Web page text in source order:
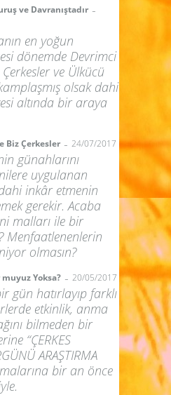
ve Davranıştadır -
en yoğun
dönemde Devrimci
ve Ülkücü
olsak dahi
altında bir araya
Biz Çerkesler - 24/07/2017
günahlarını
uygulanan
inkâr etmenin
gerekir. Acaba
malları ile bir
Menfaatlenenlerin
olmasın?
Yoksa? - 20/05/2017
gün hatırlayıp farklı
etkinlik, anma
bilmeden bir
“ÇERKES
ARAŞTIRMA
bir an önce